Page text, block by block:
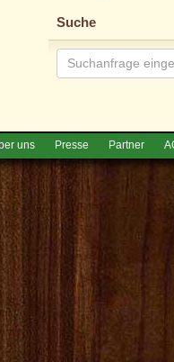
Suche
uns Presse Partner